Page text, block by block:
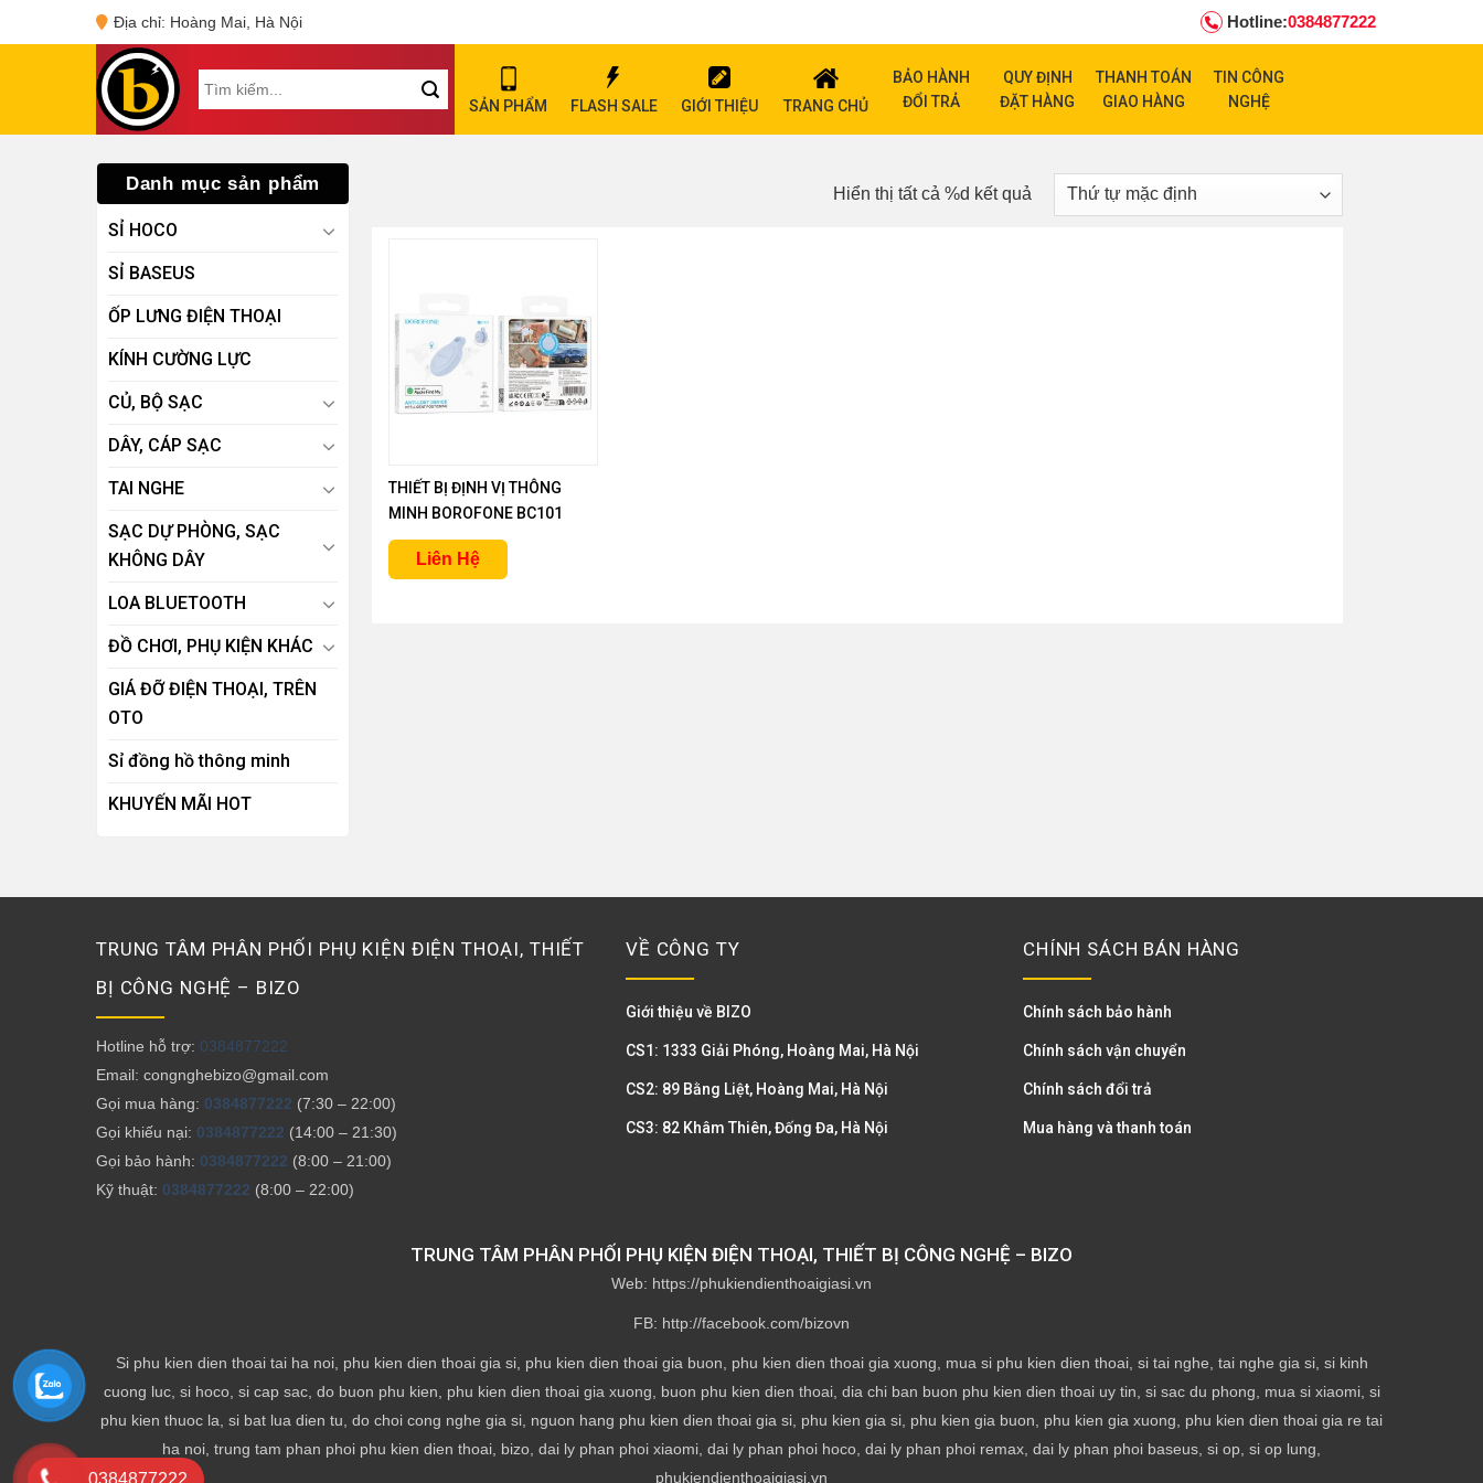
to
Địa chỉ: Hoàng Mai, Hà Nội Hotline:0384877222
Tìm
kiếm:
SẢN PHẨM FLASH SALE GIỚI THIỆU TRANG CHỦ
BẢO HÀNH
ĐỔI TRẢ
QUY ĐỊNH
ĐẶT HÀNG
THANH TOÁN
GIAO HÀNG
TIN CÔNG
NGHỆ
Danh mục sản phẩm
SỈ HOCO
SỈ BASEUS
ỐP LƯNG ĐIỆN THOẠI
KÍNH CƯỜNG LỰC
CỦ, BỘ SẠC
DÂY, CÁP SẠC
TAI NGHE
SẠC DỰ PHÒNG, SẠC
KHÔNG DÂY
LOA BLUETOOTH
ĐỒ CHƠI, PHỤ KIỆN KHÁC
GIÁ ĐỠ ĐIỆN THOẠI, TRÊN
OTO
Sỉ đồng hồ thông minh
KHUYẾN MÃI HOT
Hiển thị tất cả %d kết quả
THIẾT BỊ ĐỊNH VỊ THÔNG
MINH BOROFONE BC101
Liên Hệ
TRUNG TÂM PHÂN PHỐI PHỤ KIỆN ĐIỆN THOẠI, THIẾT
BỊ CÔNG NGHỆ – BIZO
Hotline hỗ trợ: 0384877222
Email: congnghebizo@gmail.com
Gọi mua hàng: 0384877222 (7:30 – 22:00)
Gọi khiếu nại: 0384877222 (14:00 – 21:30)
Gọi bảo hành: 0384877222 (8:00 – 21:00)
Kỹ thuật: 0384877222 (8:00 – 22:00)
VỀ CÔNG TY
Giới thiệu về BIZO
CS1: 1333 Giải Phóng, Hoàng Mai, Hà Nội
CS2: 89 Bằng Liệt, Hoàng Mai, Hà Nội
CS3: 82 Khâm Thiên, Đống Đa, Hà Nội
CHÍNH SÁCH BÁN HÀNG
Chính sách bảo hành
Chính sách vận chuyển
Chính sách đổi trả
Mua hàng và thanh toán
TRUNG TÂM PHÂN PHỐI PHỤ KIỆN ĐIỆN THOẠI, THIẾT BỊ CÔNG NGHỆ – BIZO
Web: https://phukiendienthoaigiasi.vn
FB: http://facebook.com/bizovn
Si phu kien dien thoai tai ha noi, phu kien dien thoai gia si, phu kien dien thoai gia buon, phu kien dien thoai gia xuong, mua si phu kien dien thoai, si tai nghe, tai nghe gia si, si kinh
cuong luc, si hoco, si cap sac, do buon phu kien, phu kien dien thoai gia xuong, buon phu kien dien thoai, dia chi ban buon phu kien dien thoai uy tin, si sac du phong, mua si xiaomi, si
phu kien thuoc la, si bat lua dien tu, do choi cong nghe gia si, nguon hang phu kien dien thoai gia si, phu kien gia si, phu kien gia buon, phu kien gia xuong, phu kien dien thoai gia re tai
ha noi, trung tam phan phoi phu kien dien thoai, bizo, dai ly phan phoi xiaomi, dai ly phan phoi hoco, dai ly phan phoi remax, dai ly phan phoi baseus, si op, si op lung,
phukiendienthoaigiasi.vn
0384877222